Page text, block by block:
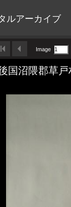
ルアーカイブ